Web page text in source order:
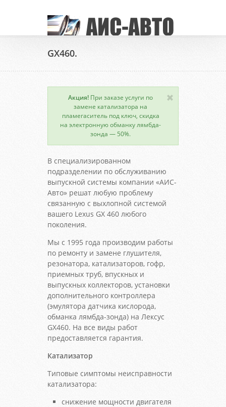
GX460.
Акция! При заказе услуги по
замене катализатора на
пламегаситель под ключ, скидка
на электронную обманку лямбда-
зонда — 50%.
В специализированном
подразделении по обслуживанию
выпускной системы компании «АИС-
Авто» решат любую проблему
связанную с выхлопной системой
вашего Lexus GX 460 любого
поколения.
Мы с 1995 года производим работы
по ремонту и замене глушителя,
резонатора, катализаторов, гофр,
приемных труб, впускных и
выпускных коллекторов, установки
дополнительного контроллера
(эмулятора датчика кислорода,
обманка лямбда-зонда) на Лексус
GX460. На все виды работ
предоставляется гарантия.
Катализатор
Типовые симптомы неисправности
катализатора:
снижение мощности двигателя